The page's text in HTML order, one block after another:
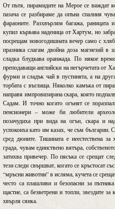
От пътя, пирамидите на Мерое се виждат
пазача се разбираме да опъна спалния
фараоните. Разхвърлям багажа, раницата
купил кървава наденица от Хартум, но
посрещам новогодишната вечер само с
празника слагам двойна доза магнезий
сладка блудкава оранжада. По някое
преподаващи английски на негърчетата от
фурми и сладък чай в пустинята, а на
торбата с въглища. Няколко камъка от
направя импровизирана скара, която
Садам. И точно когато огънят се
пенсионери – може би любители
позачудиха при вида на огън, скара и
успокоиха като им казах, че съм българин.
сред дюните. Тишината е неестествена
града, чувам единствено вятъра,
затихва привечер. По пясъка се срещат
тези следи свършват, когато се кръстосат
“мръсни животни” в исляма, кучета се
често са плашливи и безопасни за
щастие, са безветрени и топли, звездите
хвърля сянка.